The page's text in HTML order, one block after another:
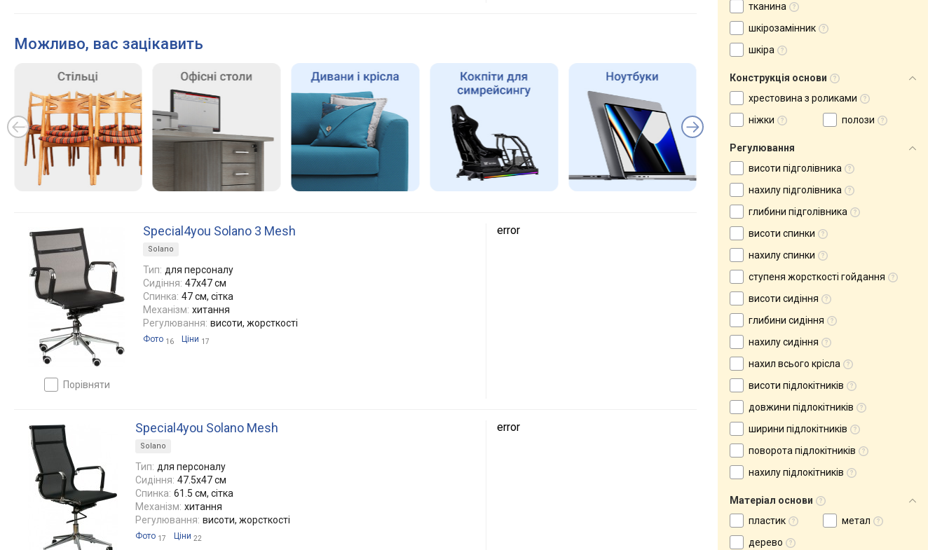
Можливо, вас зацікавить
порівняти
Special4you Solano 3 Mesh
Solano
Тип: для персоналу
Сидіння: 47x47 см
Спинка: 47 см, сітка
Механізм: хитання
Регулювання: висоти, жорсткості
Фото 16 Ціни 17
error
Special4you Solano Mesh
Solano
Тип: для персоналу
Сидіння: 47.5x47 см
Спинка: 61.5 см, сітка
Механізм: хитання
Регулювання: висоти, жорсткості
Фото 17 Ціни 22
error
тканина
шкірозамінник
шкіра
Конструкція основи
хрестовина з роликами
ніжки
полози
Регулювання
висоти підголівника
нахилу підголівника
глибини підголівника
висоти спинки
нахилу спинки
ступеня жорсткості гойдання
висоти сидіння
глибини сидіння
нахилу сидіння
нахил всього крісла
висоти підлокітників
довжини підлокітників
ширини підлокітників
поворота підлокітників
нахилу підлокітників
Матеріал основи
пластик
метал
дерево